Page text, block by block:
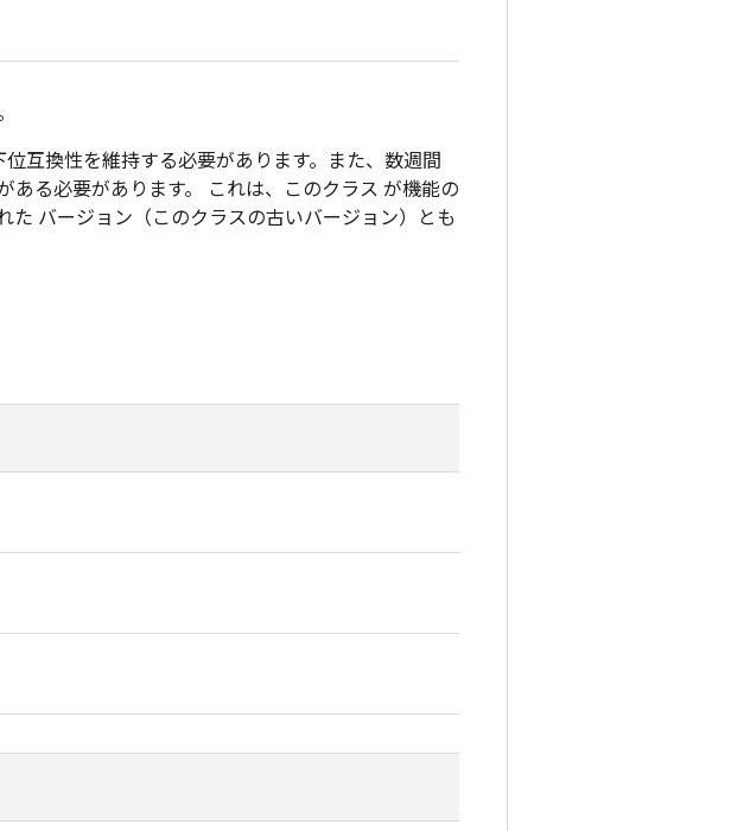
互換性を維持する必要があります。また、数週間
る必要があります。 これは、このクラス が機能の
バージョン（このクラスの古いバージョン）とも